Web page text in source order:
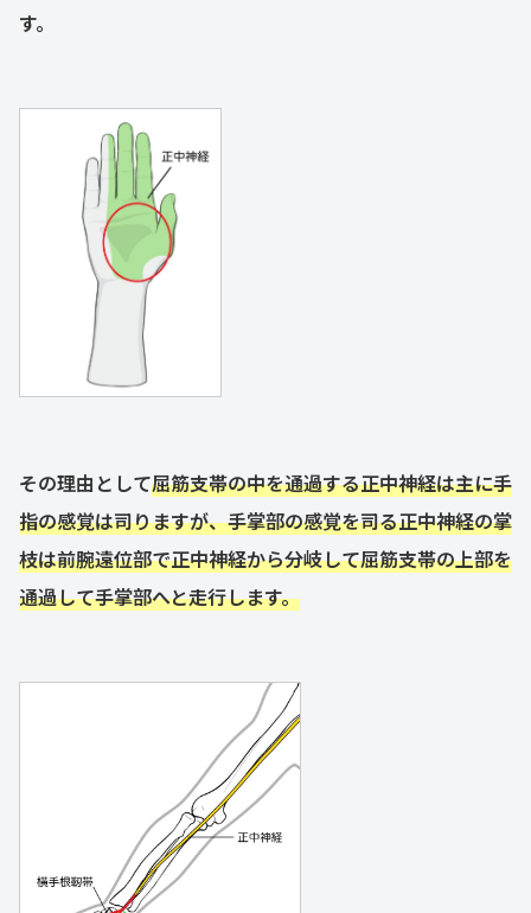
す。
その理由として屈筋支帯の中を通過する正中神経は主に手
指の感覚は司りますが、手掌部の感覚を司る正中神経の掌
枝は前腕遠位部で正中神経から分岐して屈筋支帯の上部を
通過して手掌部へと走行します。